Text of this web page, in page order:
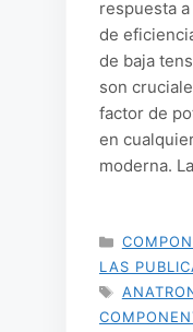
respuesta
de
de baja
son
factor de
en
moderna.
LAS